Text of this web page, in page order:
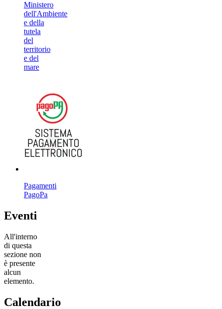
Ministero
dell'Ambiente
e della
tutela
del
territorio
e del
mare
Pagamenti
PagoPa
Eventi
All'interno
di questa
sezione non
è presente
alcun
elemento.
Calendario